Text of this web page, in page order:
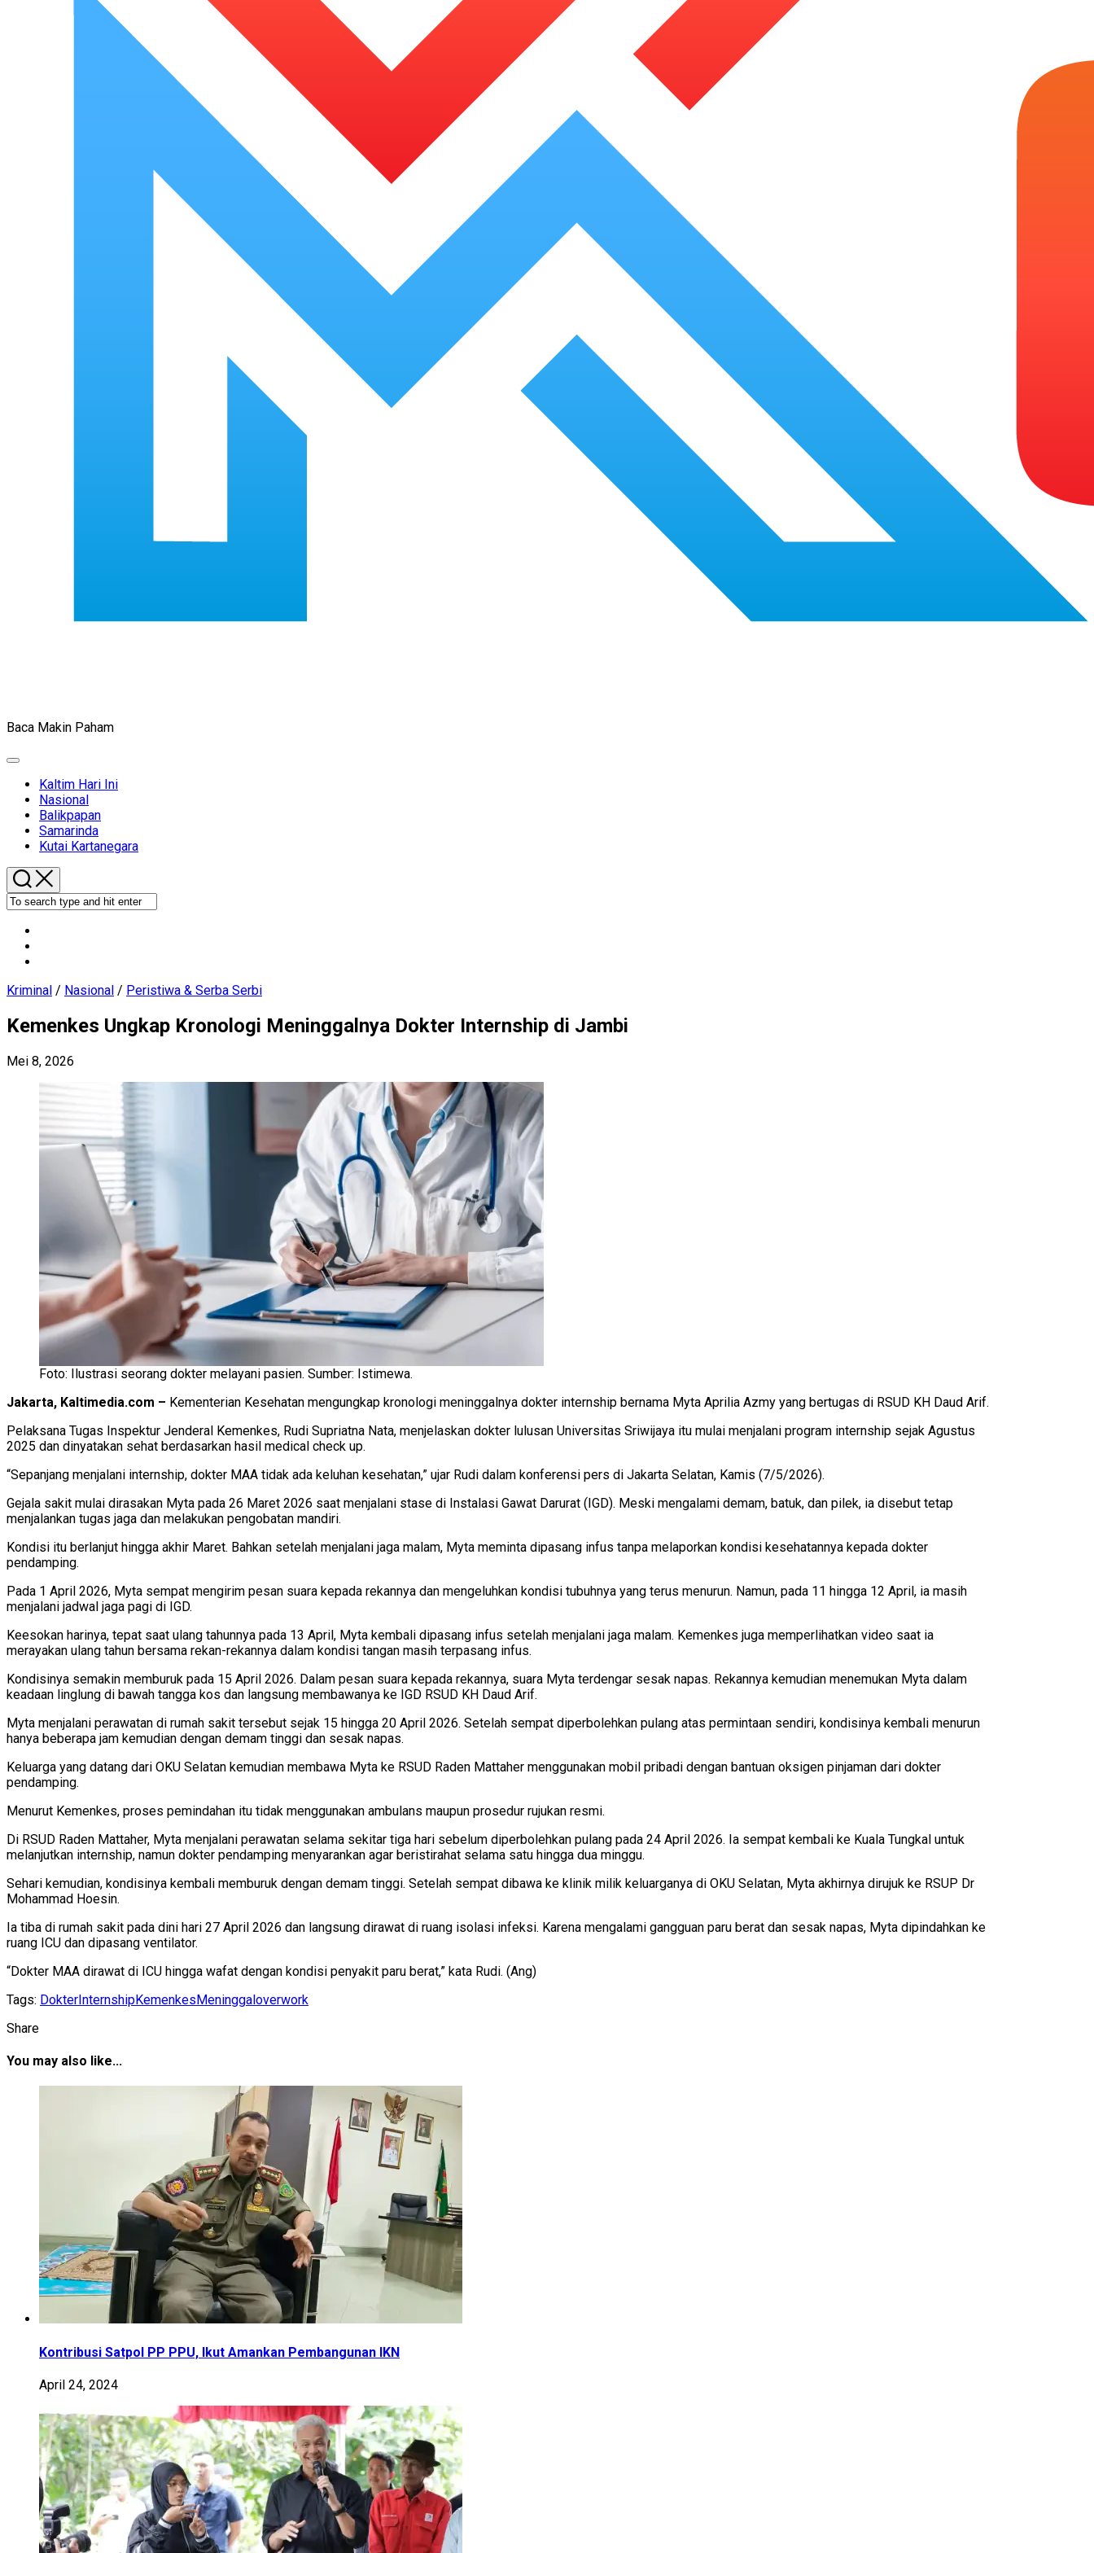
Baca Makin Paham
Expand
Kaltim Hari Ini
Current
Page
Parent
Nasional
Balikpapan
Samarinda
Kutai Kartanegara
Kriminal / Nasional / Peristiwa & Serba Serbi
Kemenkes Ungkap Kronologi Meninggalnya Dokter Internship di Jambi
Mei 8, 2026
Foto: Ilustrasi seorang dokter melayani pasien. Sumber: Istimewa.
Jakarta, Kaltimedia.com – Kementerian Kesehatan mengungkap kronologi meninggalnya dokter internship bernama Myta Aprilia Azmy yang bertugas di RSUD KH Daud Arif.
Pelaksana Tugas Inspektur Jenderal Kemenkes, Rudi Supriatna Nata, menjelaskan dokter lulusan Universitas Sriwijaya itu mulai menjalani program internship sejak Agustus
2025 dan dinyatakan sehat berdasarkan hasil medical check up.
“Sepanjang menjalani internship, dokter MAA tidak ada keluhan kesehatan,” ujar Rudi dalam konferensi pers di Jakarta Selatan, Kamis (7/5/2026).
Gejala sakit mulai dirasakan Myta pada 26 Maret 2026 saat menjalani stase di Instalasi Gawat Darurat (IGD). Meski mengalami demam, batuk, dan pilek, ia disebut tetap
menjalankan tugas jaga dan melakukan pengobatan mandiri.
Kondisi itu berlanjut hingga akhir Maret. Bahkan setelah menjalani jaga malam, Myta meminta dipasang infus tanpa melaporkan kondisi kesehatannya kepada dokter
pendamping.
Pada 1 April 2026, Myta sempat mengirim pesan suara kepada rekannya dan mengeluhkan kondisi tubuhnya yang terus menurun. Namun, pada 11 hingga 12 April, ia masih
menjalani jadwal jaga pagi di IGD.
Keesokan harinya, tepat saat ulang tahunnya pada 13 April, Myta kembali dipasang infus setelah menjalani jaga malam. Kemenkes juga memperlihatkan video saat ia
merayakan ulang tahun bersama rekan-rekannya dalam kondisi tangan masih terpasang infus.
Kondisinya semakin memburuk pada 15 April 2026. Dalam pesan suara kepada rekannya, suara Myta terdengar sesak napas. Rekannya kemudian menemukan Myta dalam
keadaan linglung di bawah tangga kos dan langsung membawanya ke IGD RSUD KH Daud Arif.
Myta menjalani perawatan di rumah sakit tersebut sejak 15 hingga 20 April 2026. Setelah sempat diperbolehkan pulang atas permintaan sendiri, kondisinya kembali menurun
hanya beberapa jam kemudian dengan demam tinggi dan sesak napas.
Keluarga yang datang dari OKU Selatan kemudian membawa Myta ke RSUD Raden Mattaher menggunakan mobil pribadi dengan bantuan oksigen pinjaman dari dokter
pendamping.
Menurut Kemenkes, proses pemindahan itu tidak menggunakan ambulans maupun prosedur rujukan resmi.
Di RSUD Raden Mattaher, Myta menjalani perawatan selama sekitar tiga hari sebelum diperbolehkan pulang pada 24 April 2026. Ia sempat kembali ke Kuala Tungkal untuk
melanjutkan internship, namun dokter pendamping menyarankan agar beristirahat selama satu hingga dua minggu.
Sehari kemudian, kondisinya kembali memburuk dengan demam tinggi. Setelah sempat dibawa ke klinik milik keluarganya di OKU Selatan, Myta akhirnya dirujuk ke RSUP Dr
Mohammad Hoesin.
Ia tiba di rumah sakit pada dini hari 27 April 2026 dan langsung dirawat di ruang isolasi infeksi. Karena mengalami gangguan paru berat dan sesak napas, Myta dipindahkan ke
ruang ICU dan dipasang ventilator.
“Dokter MAA dirawat di ICU hingga wafat dengan kondisi penyakit paru berat,” kata Rudi. (Ang)
Tags: DokterInternshipKemenkesMeninggaloverwork
Share
You may also like...
Kontribusi Satpol PP PPU, Ikut Amankan Pembangunan IKN
April 24, 2024